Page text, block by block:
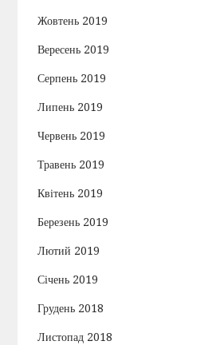
Жовтень 2019
Вересень 2019
Серпень 2019
Липень 2019
Червень 2019
Травень 2019
Квітень 2019
Березень 2019
Лютий 2019
Січень 2019
Грудень 2018
Листопад 2018